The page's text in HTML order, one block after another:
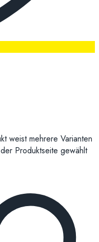
weist mehrere Varianten
Produktseite gewählt